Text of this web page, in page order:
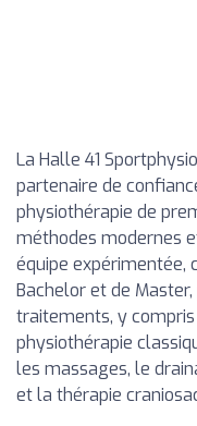
La Halle 41
partenaire de
physiothérapie de
méthodes modernes
équipe expérimentée,
Bachelor et de
traitements, y compris
physiothérapie
les massages, le
et la thérapie